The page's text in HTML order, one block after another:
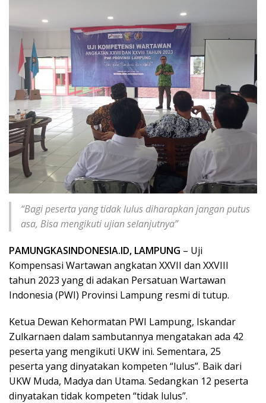
“Bagi peserta yang tidak lulus diharapkan jangan putus
asa, Bisa mengikuti ujian selanjutnya”
PAMUNGKASINDONESIA.ID, LAMPUNG – Uji
Kompensasi Wartawan angkatan XXVII dan XXVIII
tahun 2023 yang di adakan Persatuan Wartawan
Indonesia (PWI) Provinsi Lampung resmi di tutup.
Ketua Dewan Kehormatan PWI Lampung, Iskandar
Zulkarnaen dalam sambutannya mengatakan ada 42
peserta yang mengikuti UKW ini. Sementara, 25
peserta yang dinyatakan kompeten “lulus”. Baik dari
UKW Muda, Madya dan Utama. Sedangkan 12 peserta
dinyatakan tidak kompeten “tidak lulus”.